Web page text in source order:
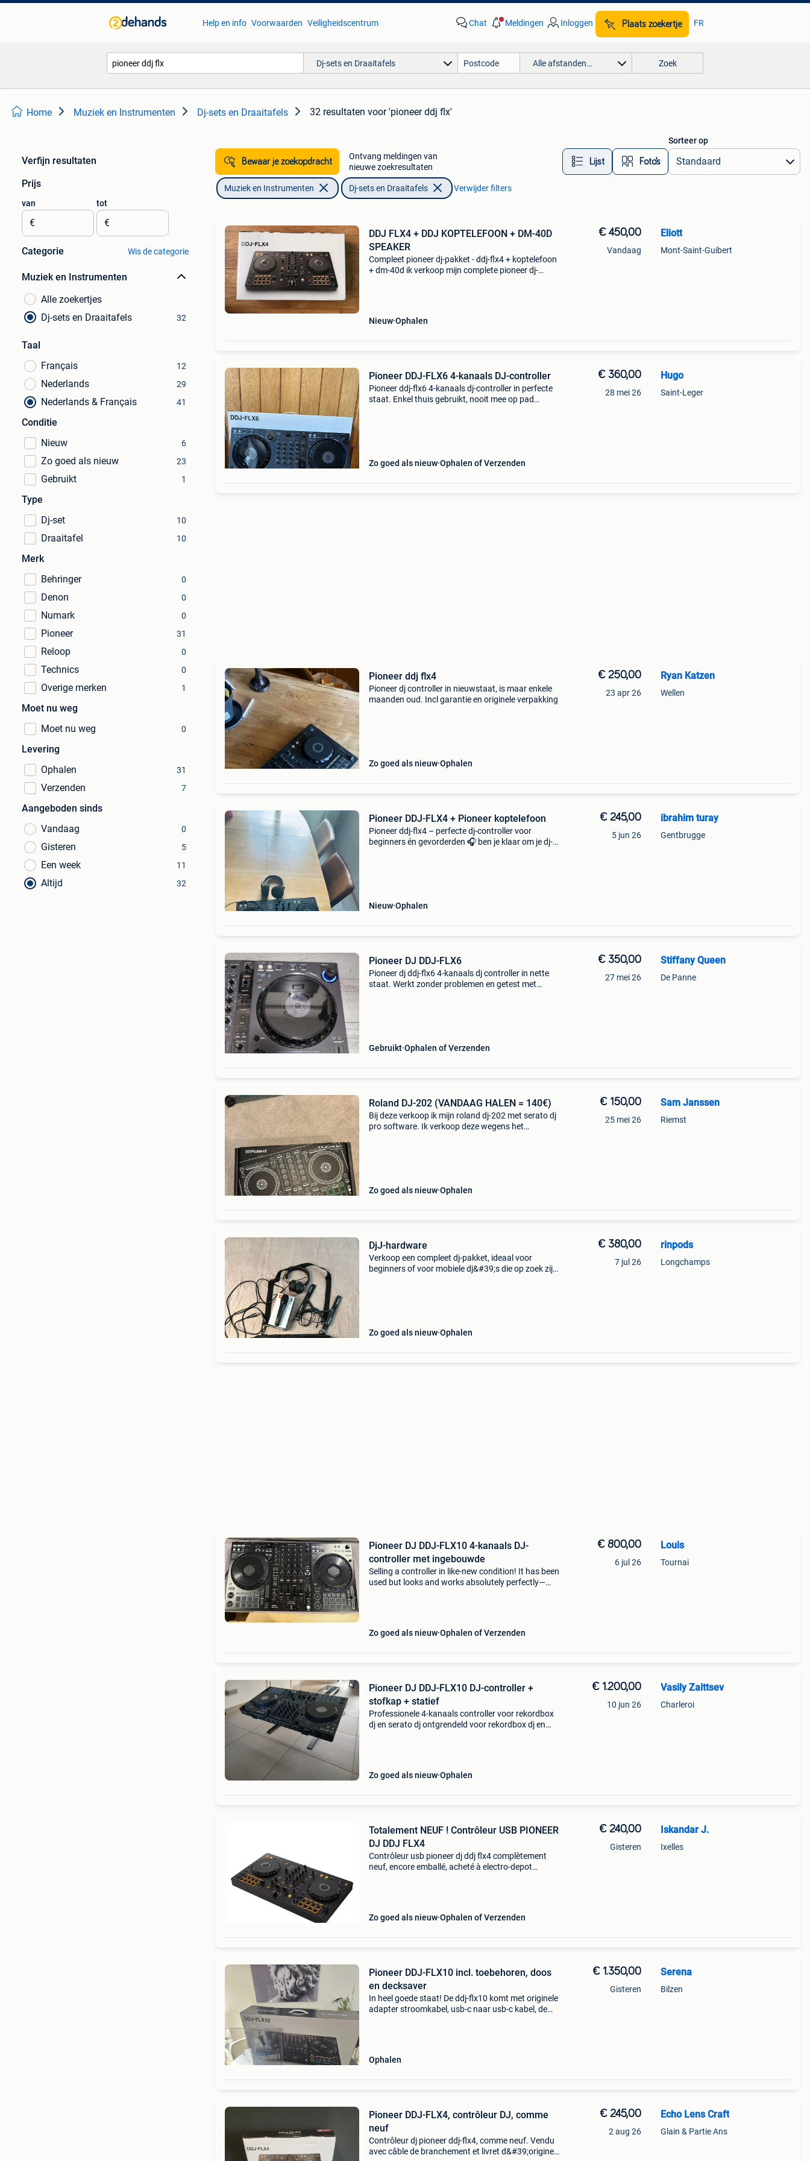
Help en info Voorwaarden Veiligheidscentrum Chat Meldingen Inloggen Plaats zoekertje FR
Dj-sets en Draaitafels Alle afstanden… Zoek
Home Muziek en Instrumenten Dj-sets en Draaitafels 32 resultaten voor 'pioneer ddj flx'
Verfijn resultaten
Prijs
van
€
tot
€
Categorie Wis de categorie
Muziek en Instrumenten
Alle zoekertjes
Dj-sets en Draaitafels
32
Taal
Français
12
Nederlands 29
Nederlands & Français 41
Conditie
Nieuw
6
Zo goed als nieuw 23
Gebruikt 1
Type
Dj-set
10
Draaitafel 10
Merk
Behringer
0
Denon 0
Numark 0
Pioneer 31
Reloop 0
Technics 0
Overige merken 1
Moet nu weg
Moet nu weg
0
Levering
Ophalen
31
Verzenden 7
Aangeboden sinds
Vandaag
0
Gisteren 5
Een week 11
Altijd 32
Bewaar je zoekopdracht
Ontvang meldingen van
nieuwe zoekresultaten
Lijst Foto’s
Sorteer op
Muziek en Instrumenten Dj-sets en Draaitafels Verwijder filters
DDJ FLX4 + DDJ KOPTELEFOON + DM-40D
SPEAKER
Compleet pioneer dj-pakket - ddj-flx4 + koptelefoon
+ dm-40d ik verkoop mijn complete pioneer dj-
Nieuw Ophalen
€ 450,00
Vandaag
Eliott
Mont-Saint-Guibert
Pioneer DDJ-FLX6 4-kanaals DJ-controller
Pioneer ddj-flx6 4-kanaals dj-controller in perfecte
staat. Enkel thuis gebruikt, nooit mee op pad
Zo goed als nieuw Ophalen of Verzenden
€ 360,00
28 mei 26
Hugo
Saint-Leger
Pioneer ddj flx4
Pioneer dj controller in nieuwstaat, is maar enkele
maanden oud. Incl garantie en originele verpakking
Zo goed als nieuw Ophalen
€ 250,00
23 apr 26
Ryan Katzen
Wellen
Pioneer DDJ-FLX4 + Pioneer koptelefoon
Pioneer ddj-flx4 – perfecte dj-controller voor
beginners én gevorderden 🎧 ben je klaar om je dj-
Nieuw Ophalen
€ 245,00
5 jun 26
ibrahim turay
Gentbrugge
Pioneer DJ DDJ-FLX6
Pioneer dj ddj-flx6 4-kanaals dj controller in nette
staat. Werkt zonder problemen en getest met
Gebruikt Ophalen of Verzenden
€ 350,00
27 mei 26
Stiffany Queen
De Panne
Roland DJ-202 (VANDAAG HALEN = 140€)
Bij deze verkoop ik mijn roland dj-202 met serato dj
pro software. Ik verkoop deze wegens het
Zo goed als nieuw Ophalen
€ 150,00
25 mei 26
Sam Janssen
Riemst
DjJ-hardware
Verkoop een compleet dj-pakket, ideaal voor
beginners of voor mobiele dj&#39;s die op zoek zijn
Zo goed als nieuw Ophalen
€ 380,00
7 jul 26
rinpods
Longchamps
Pioneer DJ DDJ-FLX10 4-kanaals DJ-
controller met ingebouwde
Selling a controller in like-new condition! It has been
used but looks and works absolutely perfectly—
Zo goed als nieuw Ophalen of Verzenden
€ 800,00
6 jul 26
Louis
Tournai
Pioneer DJ DDJ-FLX10 DJ-controller +
stofkap + statief
Professionele 4-kanaals controller voor rekordbox
dj en serato dj ontgrendeld voor rekordbox dj en
Zo goed als nieuw Ophalen
€ 1.200,00
10 jun 26
Vasily Zaittsev
Charleroi
Totalement NEUF ! Contrôleur USB PIONEER
DJ DDJ FLX4
Contrôleur usb pioneer dj ddj flx4 complètement
neuf, encore emballé, acheté à electro-depot
Zo goed als nieuw Ophalen of Verzenden
€ 240,00
Gisteren
Iskandar J.
Ixelles
Pioneer DDJ-FLX10 incl. toebehoren, doos
en decksaver
In heel goede staat! De ddj-flx10 komt met originele
adapter stroomkabel, usb-c naar usb-c kabel, de
Ophalen
€ 1.350,00
Gisteren
Serena
Bilzen
Pioneer DDJ-FLX4, contrôleur DJ, comme
neuf
Contrôleur dj pioneer ddj-flx4, comme neuf. Vendu
avec câble de branchement et livret d&#39;origine
€ 245,00
2 aug 26
Echo Lens Craft
Glain & Partie Ans